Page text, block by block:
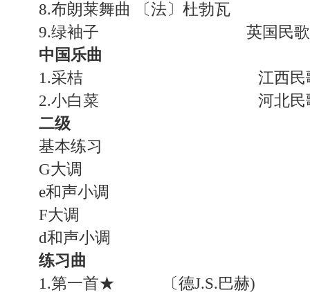
8.布朗莱舞曲 〔法〕杜勃瓦
9.绿袖子 英国民歌
中国乐曲
1.采桔 江西民歌〔中
2.小白菜 河北民歌〔中
二级
基本练习
G大调
e和声小调
F大调
d和声小调
练习曲
1.第一首★ 〔德J.S.巴赫)